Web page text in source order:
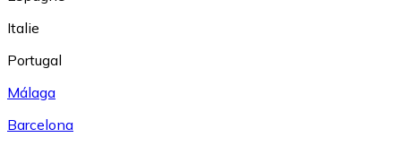
Italie
Portugal
Málaga
Barcelona